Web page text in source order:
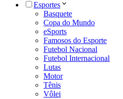
Esportes
Basquete
Copa do Mundo
eSports
Famosos do Esporte
Futebol Nacional
Futebol Internacional
Lutas
Motor
Tênis
Vôlei